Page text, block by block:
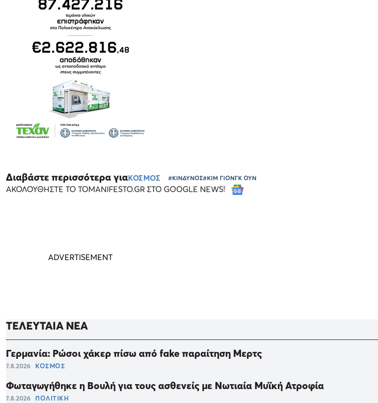
Διαβάστε περισσότερα γιαΚΟΣΜΟΣ #ΚΙΝΔΥΝΟΣ#ΚΙΜ ΓΙΟΝΓΚ ΟΥΝ
ΑΚΟΛΟΥΘΗΣΤΕ ΤΟ TOMANIFESTO.GR ΣΤΟ GOOGLE NEWS!
ΤΕΛΕΥΤΑΙΑ ΝΕΑ
Γερμανία: Ρώσοι χάκερ πίσω από fake παραίτηση Μερτς
7.8.2026 ΚΟΣΜΟΣ
Φωταγωγήθηκε η Βουλή για τους ασθενείς με Νωτιαία Μυϊκή Ατροφία
7.8.2026 ΠΟΛΙΤΙΚΗ